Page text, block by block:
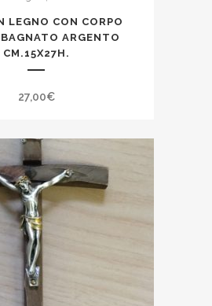
LEGNO CON CORPO
ARGENTO
CM.15X27H.
27,00€